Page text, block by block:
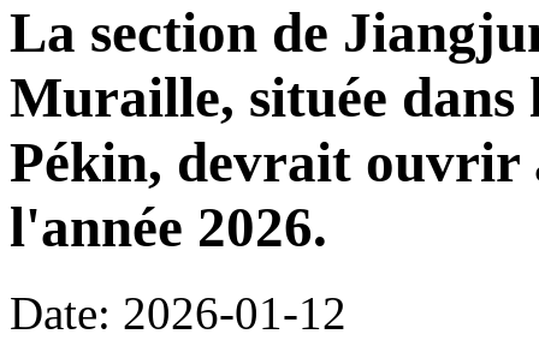
La section de
Muraille, située
Pékin, devrait ouvrir
l'année 2026.
Date: 2026-01-12